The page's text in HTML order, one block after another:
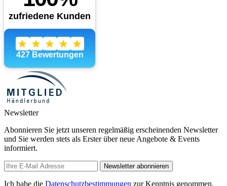
Newsletter
Abonnieren Sie jetzt unseren regelmäßig erscheinenden Newsletter
und Sie werden stets als Erster über neue Angebote & Events
informiert.
Newsletter abonnieren
Ich habe die Datenschutzbestimmungen zur Kenntnis genommen.